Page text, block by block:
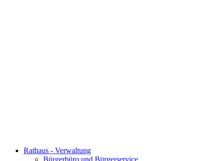
Rathaus - Verwaltung
Bürgerbüro und Bürgerservice